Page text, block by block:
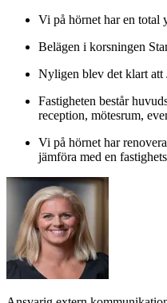
Vi på hörnet har en total
Belägen i korsningen
Nyligen blev det klart att
Fastigheten består
reception, mötesrum,
Vi på hörnet har
jämföra med en